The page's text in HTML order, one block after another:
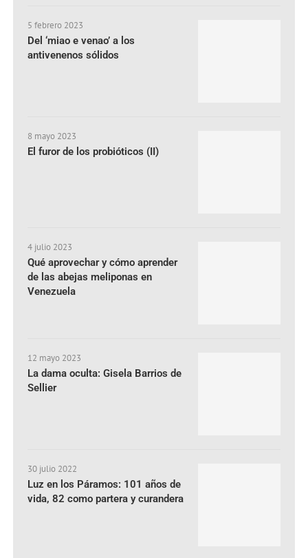
5 febrero 2023
Del ‘miao e venao’ a los
antivenenos sólidos
8 mayo 2023
El furor de los probióticos (II)
4 julio 2023
Qué aprovechar y cómo aprender
de las abejas meliponas en
Venezuela
12 mayo 2023
La dama oculta: Gisela Barrios de
Sellier
30 julio 2022
Luz en los Páramos: 101 años de
vida, 82 como partera y curandera